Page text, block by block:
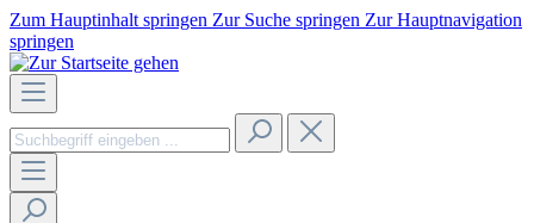
Zum Hauptinhalt springen Zur Suche springen Zur Hauptnavigation
springen